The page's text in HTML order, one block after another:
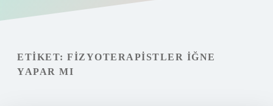
Gizlilik Politikası
Hakkımızda
ETIKET: FIZYOTERAPISTLER IĞNE
YAPAR MI